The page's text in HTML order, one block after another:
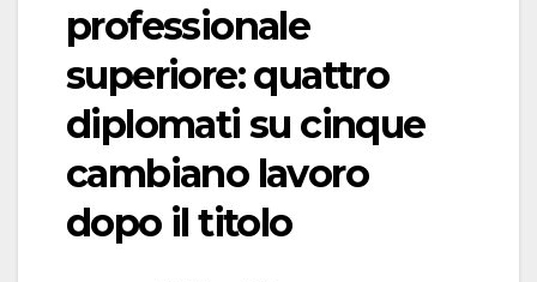
professionale
superiore: quattro
diplomati su cinque
cambiano lavoro
dopo il titolo